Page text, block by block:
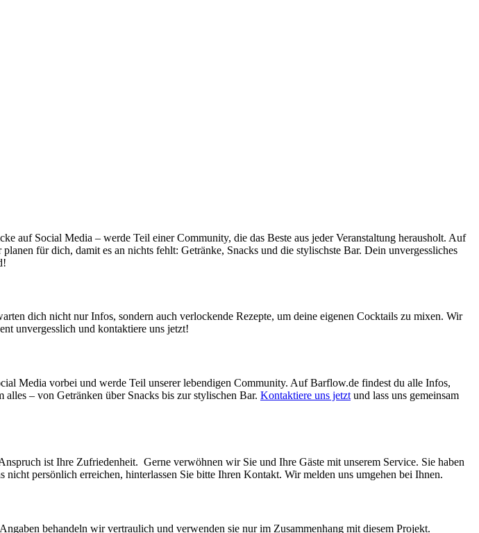
auf Social Media – werde Teil einer Community, die das Beste aus jeder Veranstaltung herausholt. Auf
für dich, damit es an nichts fehlt: Getränke, Snacks und die stylischste Bar. Dein unvergessliches
dich nicht nur Infos, sondern auch verlockende Rezepte, um deine eigenen Cocktails zu mixen. Wir
unvergesslich und kontaktiere uns jetzt!
Media vorbei und werde Teil unserer lebendigen Community. Auf Barflow.de findest du alle Infos,
– von Getränken über Snacks bis zur stylischen Bar. Kontaktiere uns jetzt und lass uns gemeinsam
ist Ihre Zufriedenheit. Gerne verwöhnen wir Sie und Ihre Gäste mit unserem Service. Sie haben
nicht persönlich erreichen, hinterlassen Sie bitte Ihren Kontakt. Wir melden uns umgehen bei Ihnen.
behandeln wir vertraulich und verwenden sie nur im Zusammenhang mit diesem Projekt.